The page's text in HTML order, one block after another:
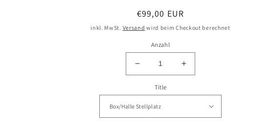
Normaler
Preis
€99,00 EUR
inkl. MwSt. Versand wird beim Checkout berechnet
Anzahl
Verringere
die
Menge
für
Pitbox
Erhöhe
die
für
Title